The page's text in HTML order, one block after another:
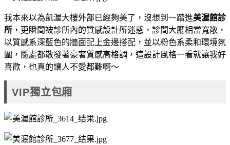
我本來以為凱渥大樓外部已經夠美了，沒想到一踏進美渥館診
所 ，更瞬間被診所內的質感設計所迷惑，診間大廳相當寬敞，
以質感系深藍色的牆面配上金邊搭配，並以粉色系柔和環境氛
圍，隨處都散發著豪奢質感高格調，這設計風格一看就讓我好
喜歡，也真的讓人不愛都難啊～
VIP獨立包廂